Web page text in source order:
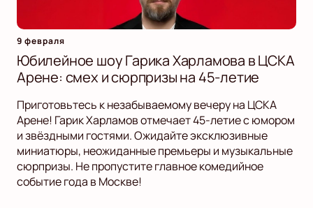
9 февраля
Юбилейное шоу Гарика Харламова в ЦСКА
Арене: смех и сюрпризы на 45-летие
Приготовьтесь к незабываемому вечеру на ЦСКА
Арене! Гарик Харламов отмечает 45-летие с юмором
и звёздными гостями. Ожидайте эксклюзивные
миниатюры, неожиданные премьеры и музыкальные
сюрпризы. Не пропустите главное комедийное
событие года в Москве!